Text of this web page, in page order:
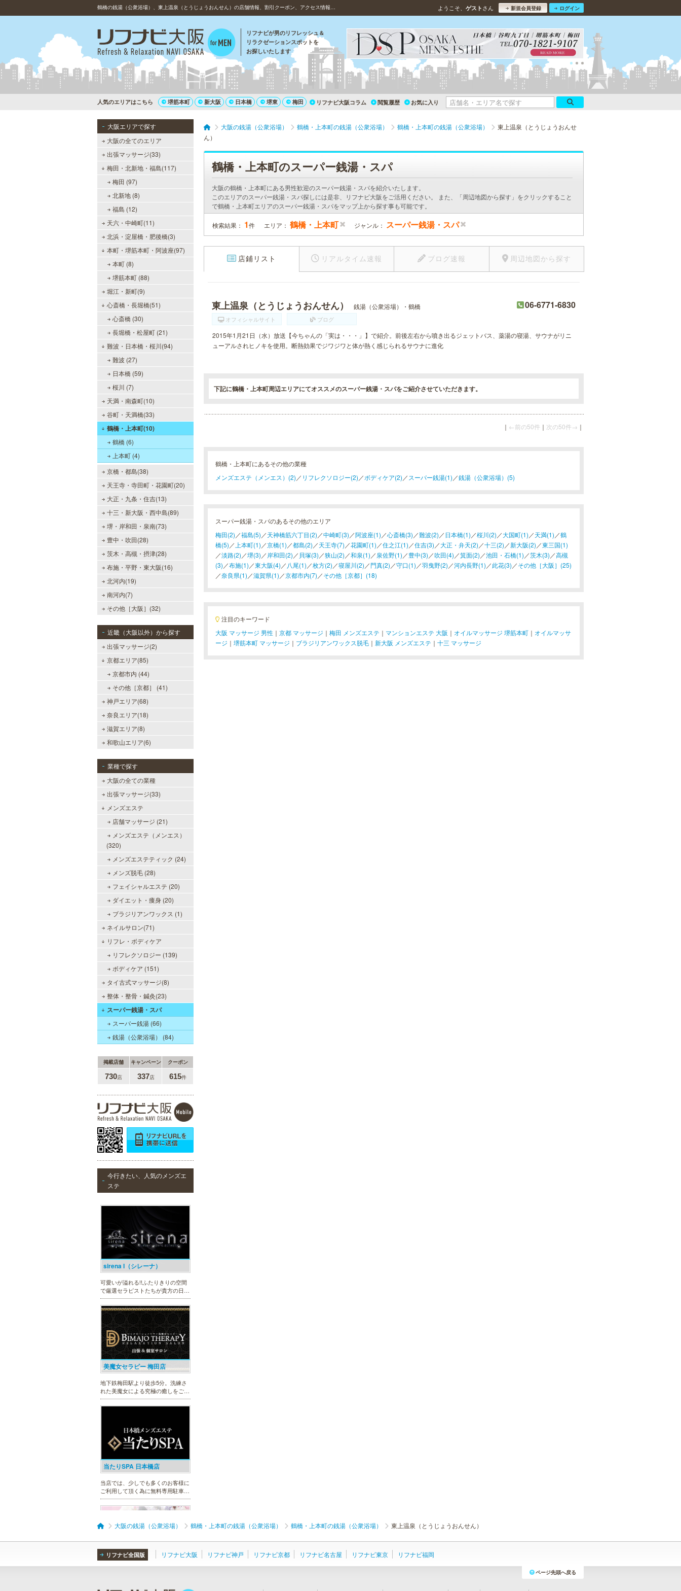
鶴橋の銭湯（公衆浴場）、東上温泉（とうじょうおんせん）の店舗情報、割引クーポン、アクセス情報について ようこそ、 ゲスト さん 新規会員登録 ログイン
リフナビが男のリフレッシュ＆
リラクゼーションスポットを
お探しいたします
人気のエリアはこちら 堺筋本町 新大阪 日本橋 堺東 梅田 リフナビ大阪コラム 閲覧履歴 お気に入り
大阪エリアで探す
大阪の全てのエリア
出張マッサージ(33)
梅田・北新地・福島(117)
梅田 (97)
北新地 (8)
福島 (12)
天六・中崎町(11)
北浜・淀屋橋・肥後橋(3)
本町・堺筋本町・阿波座(97)
本町 (8)
堺筋本町 (88)
堀江・新町(9)
心斎橋・長堀橋(51)
心斎橋 (30)
長堀橋・松屋町 (21)
難波・日本橋・桜川(94)
難波 (27)
日本橋 (59)
桜川 (7)
天満・南森町(10)
谷町・天満橋(33)
鶴橋・上本町(10)
鶴橋 (6)
上本町 (4)
京橋・都島(38)
天王寺・寺田町・花園町(20)
大正・九条・住吉(13)
十三・新大阪・西中島(89)
堺・岸和田・泉南(73)
豊中・吹田(28)
茨木・高槻・摂津(28)
布施・平野・東大阪(16)
北河内(19)
南河内(7)
その他［大阪］(32)
近畿（大阪以外）から探す
出張マッサージ(2)
京都エリア(85)
京都市内 (44)
その他［京都］ (41)
神戸エリア(68)
奈良エリア(18)
滋賀エリア(8)
和歌山エリア(6)
業種で探す
大阪の全ての業種
出張マッサージ(33)
メンズエステ
店舗マッサージ (21)
メンズエステ（メンエス）
(320)
メンズエステティック (24)
メンズ脱毛 (28)
フェイシャルエステ (20)
ダイエット・痩身 (20)
ブラジリアンワックス (1)
ネイルサロン(71)
リフレ・ボディケア
リフレクソロジー (139)
ボディケア (151)
タイ古式マッサージ(8)
整体・整骨・鍼灸(23)
スーパー銭湯・スパ
スーパー銭湯 (66)
銭湯（公衆浴場） (84)
掲載店舗 キャンペーン クーポン
730店 337店 615件
今行きたい、人気のメンズエ
ステ
ミセス・ムーンR 大阪店
女性専門サロン♪至福の癒しを、お
約束致します。
僕のママスパ
癒しのお部屋で優しいママが、僕を
うにくつろいで、暖かな母の愛に包
まれて下さい。心身ともの安らぎと
最高の癒しが貴方を待っています。
LA BELLA 日本橋・堺筋本
町・谷町ルーム（ラベーラ）
若い女性にはない大人の魅力を存分
イベートルームにお越し頂くのが難
しい方でも出張での対応もしており
ますので何なりとお申し付けくださ
い。
30代40代50代のミセスが日常を忘
れ、限られた時間の中で、時にプロ
大人セラピストの魅力を存分に発揮
sirena I（シレーナ）
可愛いが溢れる!!ふたりきりの空間
で厳選セラピストたちが貴方の日頃
の疲れを癒す。洗練の技術とおもて
なしで身も心も満たされる至福の時
間をお楽しみいただけます。
美魔女セラピー 梅田店
地下鉄梅田駅より徒歩5分。洗練さ
れた美魔女による究極の癒しをご堪
能ください。
当たりSPA 日本橋店
当店では、少しでも多くのお客様に
ご利用して頂く為に無料専用駐車場
を完備しております。★完全個室★
お客様に『当たり』と思ってもらえ
セラピストがマッサージをご提供致
します。
DAZZLE（ダズル）
大阪の銭湯（公衆浴場） 鶴橋・上本町の銭湯（公衆浴場） 鶴橋・上本町の銭湯（公衆浴場）
東上温泉（とうじょうおんせ
ん）
鶴橋・上本町のスーパー銭湯・スパ
大阪の鶴橋・上本町にある男性歓迎のスーパー銭湯・スパを紹介いたします。
このエリアのスーパー銭湯・スパ探しには是非、リフナビ大阪をご活用ください。 また、「周辺地図から探す」をクリックすること
で鶴橋・上本町エリアのスーパー銭湯・スパをマップ上から探す事も可能です。
検索結果： 1件 エリア： 鶴橋・上本町 ジャンル： スーパー銭湯・スパ
店鋪リスト リアルタイム速報 ブログ速報 周辺地図から探す
東上温泉（とうじょうおんせん） 銭湯（公衆浴場）・鶴橋 06-6771-6830
オフィシャルサイト ブログ
2015年1月21日（水）放送【今ちゃんの「実は・・・」】で紹介。前後左右から噴き出るジェットバス、薬湯の寝湯、サウナがリニ
ューアルされヒノキを使用。断熱効果でジワジワと体が熱く感じられるサウナに進化
下記に鶴橋・上本町周辺エリアにてオススメのスーパー銭湯・スパをご紹介させていただきます。
｜ ←前の50件 ｜ 次の50件→ ｜
鶴橋・上本町にあるその他の業種
メンズエステ（メンエス）(2) ／ リフレクソロジー(2) ／ボディケア(2) ／ スーパー銭湯(1) ／銭湯（公衆浴場）(5)
スーパー銭湯・スパのあるその他のエリア
梅田(2) ／福島(5) ／天神橋筋六丁目(2) ／中崎町(3) ／阿波座(1) ／心斎橋(3) ／難波(2) ／日本橋(1) ／桜川(2) ／大国町(1) ／天満(1) ／鶴
橋(5) ／ 上本町(1) ／京橋(1) ／都島(2) ／天王寺(7) ／花園町(1) ／住之江(1) ／住吉(3) ／大正・弁天(2) ／十三(2) ／新大阪(2) ／東三国(1)
／淡路(2) ／堺(3) ／ 岸和田(2) ／ 貝塚(3) ／狭山(2) ／和泉(1) ／泉佐野(1) ／豊中(3) ／吹田(4) ／箕面(2) ／池田・石橋(1) ／茨木(3) ／高槻
(3) ／布施(1) ／東大阪(4) ／ 八尾(1) ／枚方(2) ／寝屋川(2) ／門真(2) ／守口(1) ／羽曳野(2) ／河内長野(1) ／此花(3) ／その他［大阪］(25)
／奈良県(1) ／滋賀県(1) ／京都市内(7) ／その他［京都］(18)
注目のキーワード
大阪 マッサージ 男性 ｜ 京都 マッサージ ｜ 梅田 メンズエステ ｜ マンションエステ 大阪 ｜ オイルマッサージ 堺筋本町 ｜ オイルマッサ
ージ ｜ 堺筋本町 マッサージ ｜ ブラジリアンワックス脱毛 ｜ 新大阪 メンズエステ ｜ 十三 マッサージ
大阪の銭湯（公衆浴場） 鶴橋・上本町の銭湯（公衆浴場） 鶴橋・上本町の銭湯（公衆浴場） 東上温泉（とうじょうおんせん）
リフナビ全国版 リフナビ大阪 リフナビ神戸 リフナビ京都 リフナビ名古屋 リフナビ東京 リフナビ福岡
ページ先頭へ戻る